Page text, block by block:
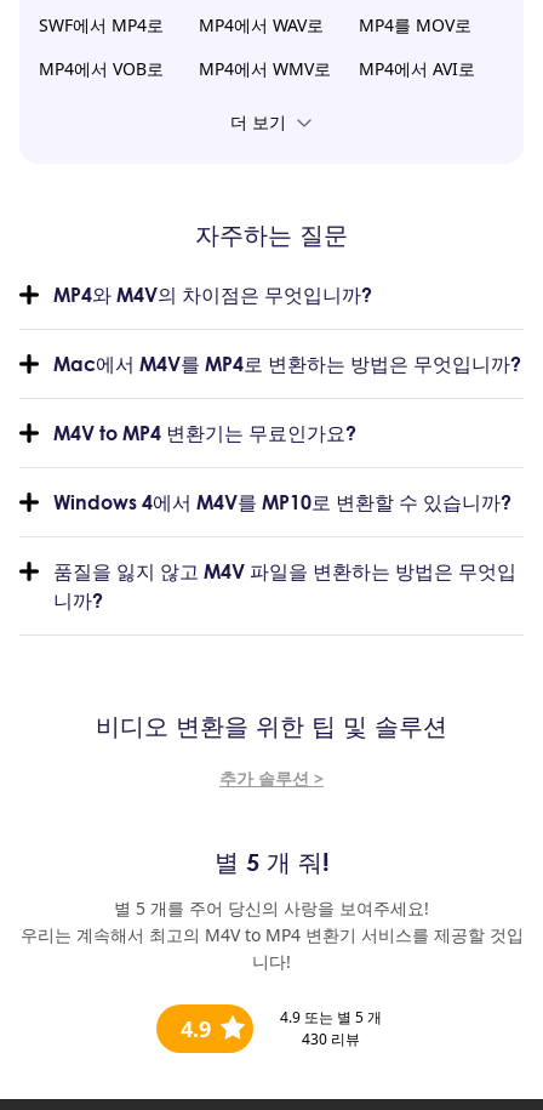
SWF에서 MP4로
MP4에서 WAV로
MP4를 MOV로
MP4에서 VOB로
MP4에서 WMV로 MP4에서 AVI로
더 보기
자주하는 질문
MP4와 M4V의 차이점은 무엇입니까?
Mac에서 M4V를 MP4로 변환하는 방법은 무엇입니까?
M4V to MP4 변환기는 무료인가요?
Windows 4에서 M4V를 MP10로 변환할 수 있습니까?
품질을 잃지 않고 M4V 파일을 변환하는 방법은 무엇입
니까?
비디오 변환을 위한 팁 및 솔루션
추가 솔루션 >
별 5 개 줘!
별 5 개를 주어 당신의 사랑을 보여주세요!
우리는 계속해서 최고의 M4V to MP4 변환기 서비스를 제공할 것입
니다!
4.9 4.9 또는 별 5 개
430 리뷰